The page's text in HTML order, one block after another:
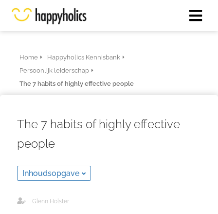
Home
Happyholics Kennisbank
Persoonlijk leiderschap
The 7 habits of highly effective people
The 7 habits of highly effective
people
Inhoudsopgave
Glenn Holster